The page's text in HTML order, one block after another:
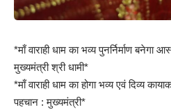
*माँ वाराही धाम का भव्य पुनर्निर्माण
मुख्यमंत्री श्री धामी*
*माँ वाराही धाम का होगा भव्य एवं दिव्य
पहचान : मुख्यमंत्री*